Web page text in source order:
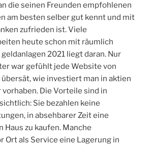
die seinen Freunden empfohlenen
am besten selber gut kennt und mit
zufrieden ist. Viele
heute schon mit räumlich
2021 liegt daran. Nur
war gefühlt jede Website von
wie investiert man in aktien
Die Vorteile sind in
Sie bezahlen keine
in absehbarer Zeit eine
Haus zu kaufen. Manche
Ort als Service eine Lagerung in